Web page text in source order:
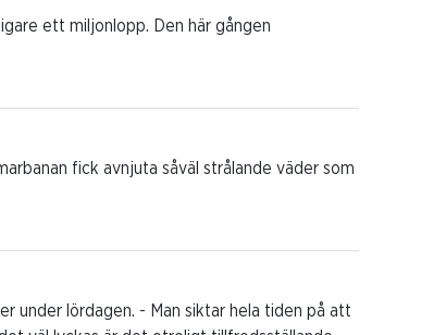
ett miljonlopp. Den här gången
fick avnjuta såväl strålande väder som
under lördagen. - Man siktar hela tiden på att